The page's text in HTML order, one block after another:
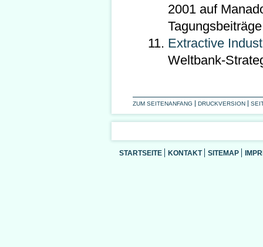
2001 auf
Extractive
Weltbank-
ZUM SEITENANFANG DRUCKVERSION
STARTSEITE KONTAKT SITEMAP